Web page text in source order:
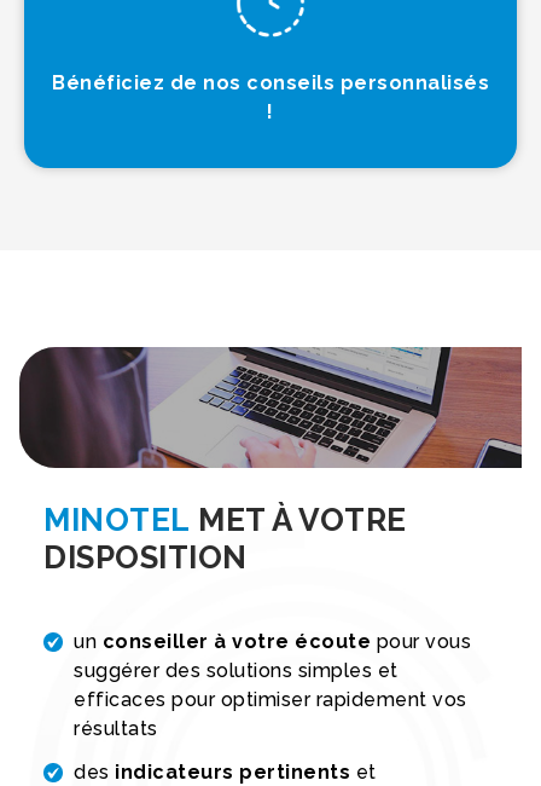
Bénéficiez de nos conseils personnalisés
!
MINOTEL MET À VOTRE
DISPOSITION
un conseiller à votre écoute pour vous
suggérer des solutions simples et
efficaces pour optimiser rapidement vos
résultats
des indicateurs pertinents et